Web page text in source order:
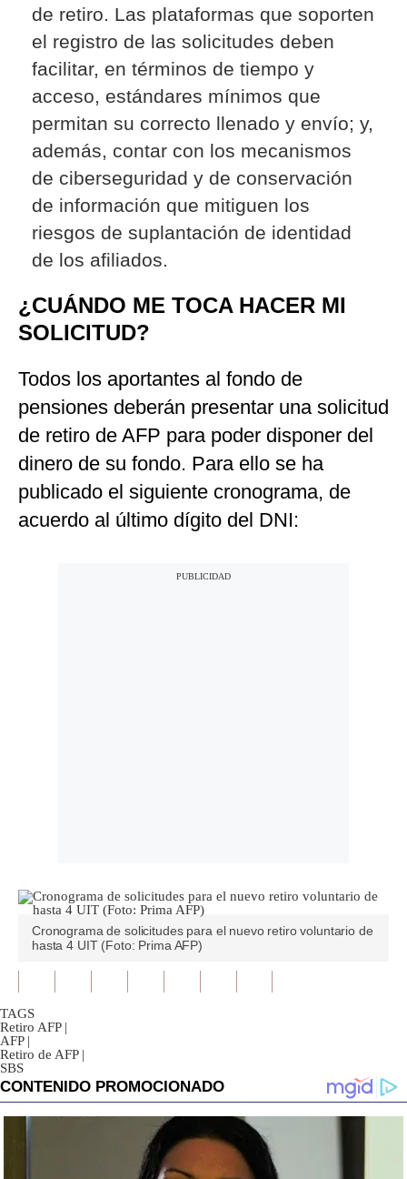
de retiro. Las plataformas que soporten
el registro de las solicitudes deben
facilitar, en términos de tiempo y
acceso, estándares mínimos que
permitan su correcto llenado y envío; y,
además, contar con los mecanismos
de ciberseguridad y de conservación
de información que mitiguen los
riesgos de suplantación de identidad
de los afiliados.
¿CUÁNDO ME TOCA HACER MI
SOLICITUD?
Todos los aportantes al fondo de
pensiones deberán presentar una solicitud
de retiro de AFP para poder disponer del
dinero de su fondo. Para ello se ha
publicado el siguiente cronograma, de
acuerdo al último dígito del DNI:
Cronograma de solicitudes para el nuevo retiro voluntario de
hasta 4 UIT (Foto: Prima AFP)
TAGS
Retiro AFP |
AFP |
Retiro de AFP |
SBS